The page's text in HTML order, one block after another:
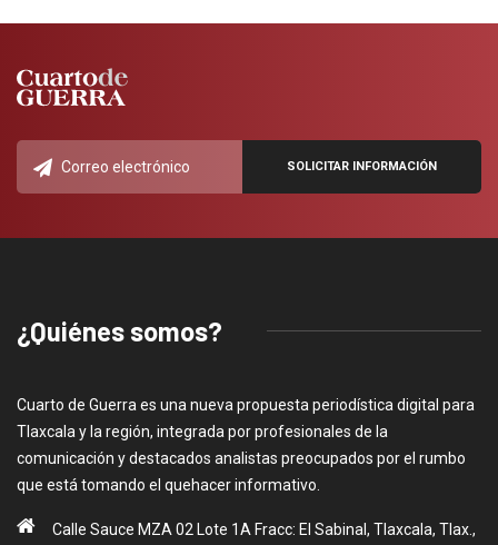
¿Quiénes somos?
Cuarto de Guerra es una nueva propuesta periodística digital para
Tlaxcala y la región, integrada por profesionales de la
comunicación y destacados analistas preocupados por el rumbo
que está tomando el quehacer informativo.
Calle Sauce MZA 02 Lote 1A Fracc: El Sabinal, Tlaxcala, Tlax.,